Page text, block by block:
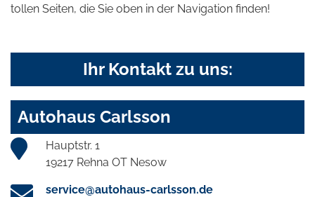
tollen Seiten, die Sie oben in der Navigation finden!
Ihr Kontakt zu uns:
Autohaus Carlsson
Hauptstr. 1
19217 Rehna OT Nesow
service@autohaus-carlsson.de